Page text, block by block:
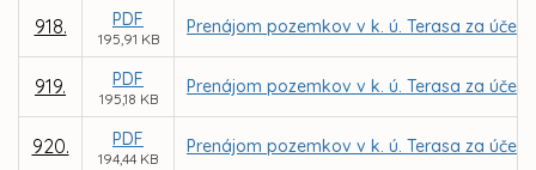
918. PDF
195,91 KB
Prenájom pozemkov v k. ú. Terasa za
919. PDF
195,18 KB
Prenájom pozemkov v k. ú. Terasa za
920. PDF
194,44 KB
Prenájom pozemkov v k. ú. Terasa za